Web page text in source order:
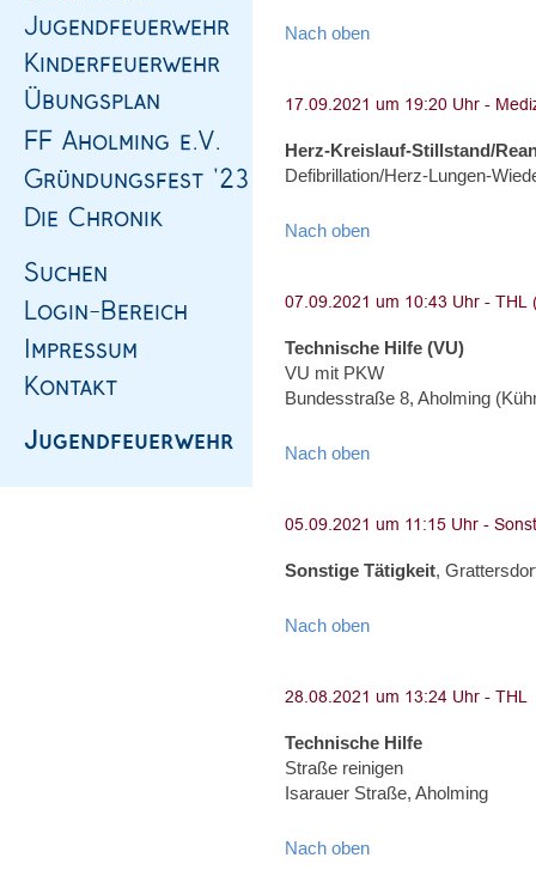
Nach oben
Herz-Kreislauf-Stillstand/
Defibrillation/Herz-Lungen-
Nach oben
Technische Hilfe (VU)
VU mit PKW
Bundesstraße 8, Aholming
Nach oben
Sonstige Tätigkeit,
Nach oben
Technische Hilfe
Straße reinigen
Isarauer Straße, Aholming
Nach oben